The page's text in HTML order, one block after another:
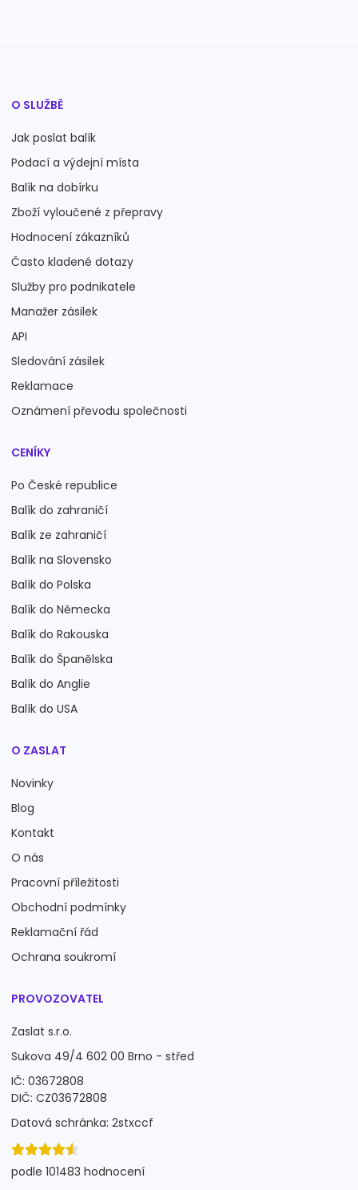
O SLUŽBĚ
Jak poslat balík
Podací a výdejní místa
Balík na dobírku
Zboží vyloučené z přepravy
Hodnocení zákazníků
Často kladené dotazy
Služby pro podnikatele
Manažer zásilek
API
Sledování zásilek
Reklamace
Oznámení převodu společnosti
CENÍKY
Po České republice
Balík do zahraničí
Balík ze zahraničí
Balík na Slovensko
Balík do Polska
Balík do Německa
Balík do Rakouska
Balík do Španělska
Balík do Anglie
Balík do USA
O ZASLAT
Novinky
Blog
Kontakt
O nás
Pracovní příležitosti
Obchodní podmínky
Reklamační řád
Ochrana soukromí
PROVOZOVATEL
Zaslat s.r.o.
Sukova 49/4 602 00 Brno - střed
IČ: 03672808
DIČ: CZ03672808
Datová schránka: 2stxccf
podle 101483 hodnocení